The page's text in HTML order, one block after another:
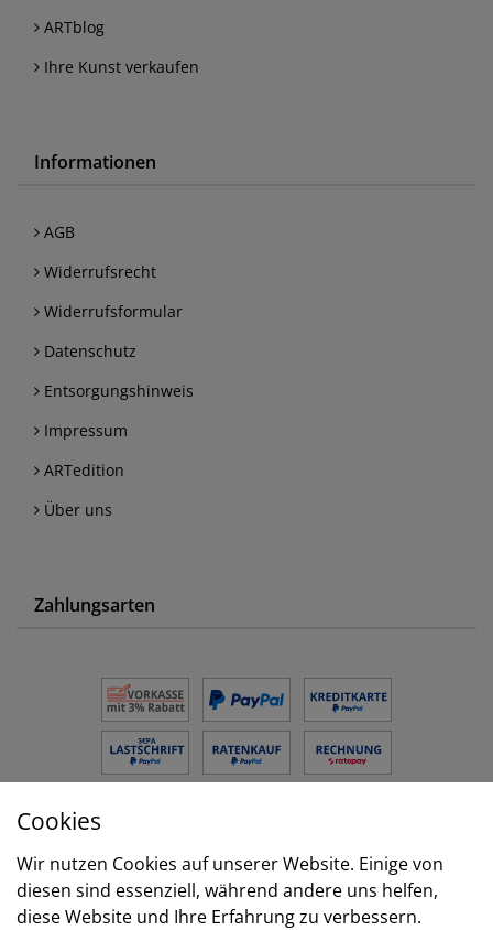
ARTblog
Ihre Kunst verkaufen
Informationen
AGB
Widerrufsrecht
Widerrufsformular
Datenschutz
Entsorgungshinweis
Impressum
ARTedition
Über uns
Zahlungsarten
Versand
Cookies
Wir nutzen Cookies auf unserer Website. Einige von
diesen sind essenziell, während andere uns helfen,
diese Website und Ihre Erfahrung zu verbessern.